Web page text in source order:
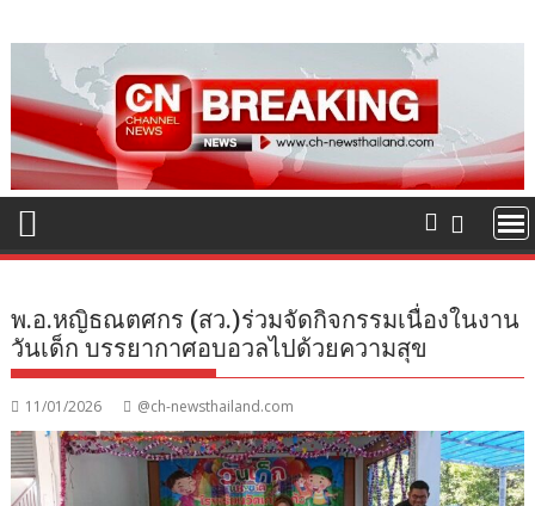
to
content
พ.อ.หญิธณตศกร (สว.)ร่วมจัดกิจกรรมเนื่องในงาน
วันเด็ก บรรยากาศอบอวลไปด้วยความสุข
11/01/2026 @ch-newsthailand.com